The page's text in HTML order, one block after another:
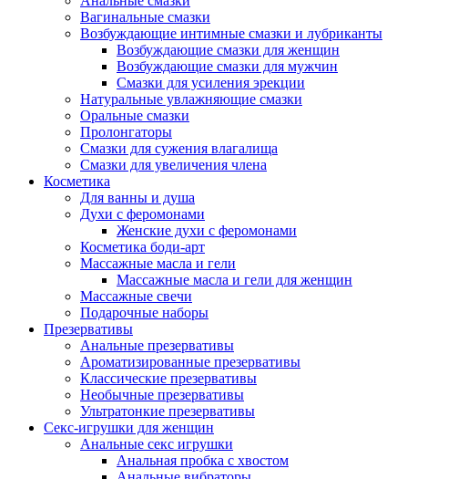
Вагинальные смазки
Возбуждающие интимные смазки и лубриканты
Возбуждающие смазки для женщин
Возбуждающие смазки для мужчин
Смазки для усиления эрекции
Натуральные увлажняющие смазки
Оральные смазки
Пролонгаторы
Смазки для сужения влагалища
Смазки для увеличения члена
Косметика
Для ванны и душа
Духи с феромонами
Женские духи с феромонами
Косметика боди-арт
Массажные масла и гели
Массажные масла и гели для женщин
Массажные свечи
Подарочные наборы
Презервативы
Анальные презервативы
Ароматизированные презервативы
Классические презервативы
Необычные презервативы
Ультратонкие презервативы
Секс-игрушки для женщин
Анальные секс игрушки
Анальная пробка с хвостом